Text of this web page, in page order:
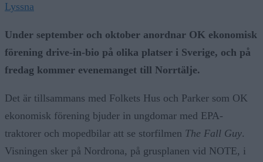
Lyssna
Under september och oktober anordnar OK ekonomisk
förening drive-in-bio på olika platser i Sverige, och på
fredag kommer evenemanget till Norrtälje.
Det är tillsammans med Folkets Hus och Parker som OK
ekonomisk förening bjuder in ungdomar med EPA-
traktorer och mopedbilar att se storfilmen The Fall Guy.
Visningen sker på Nordrona, på grusplanen vid NOTE, i